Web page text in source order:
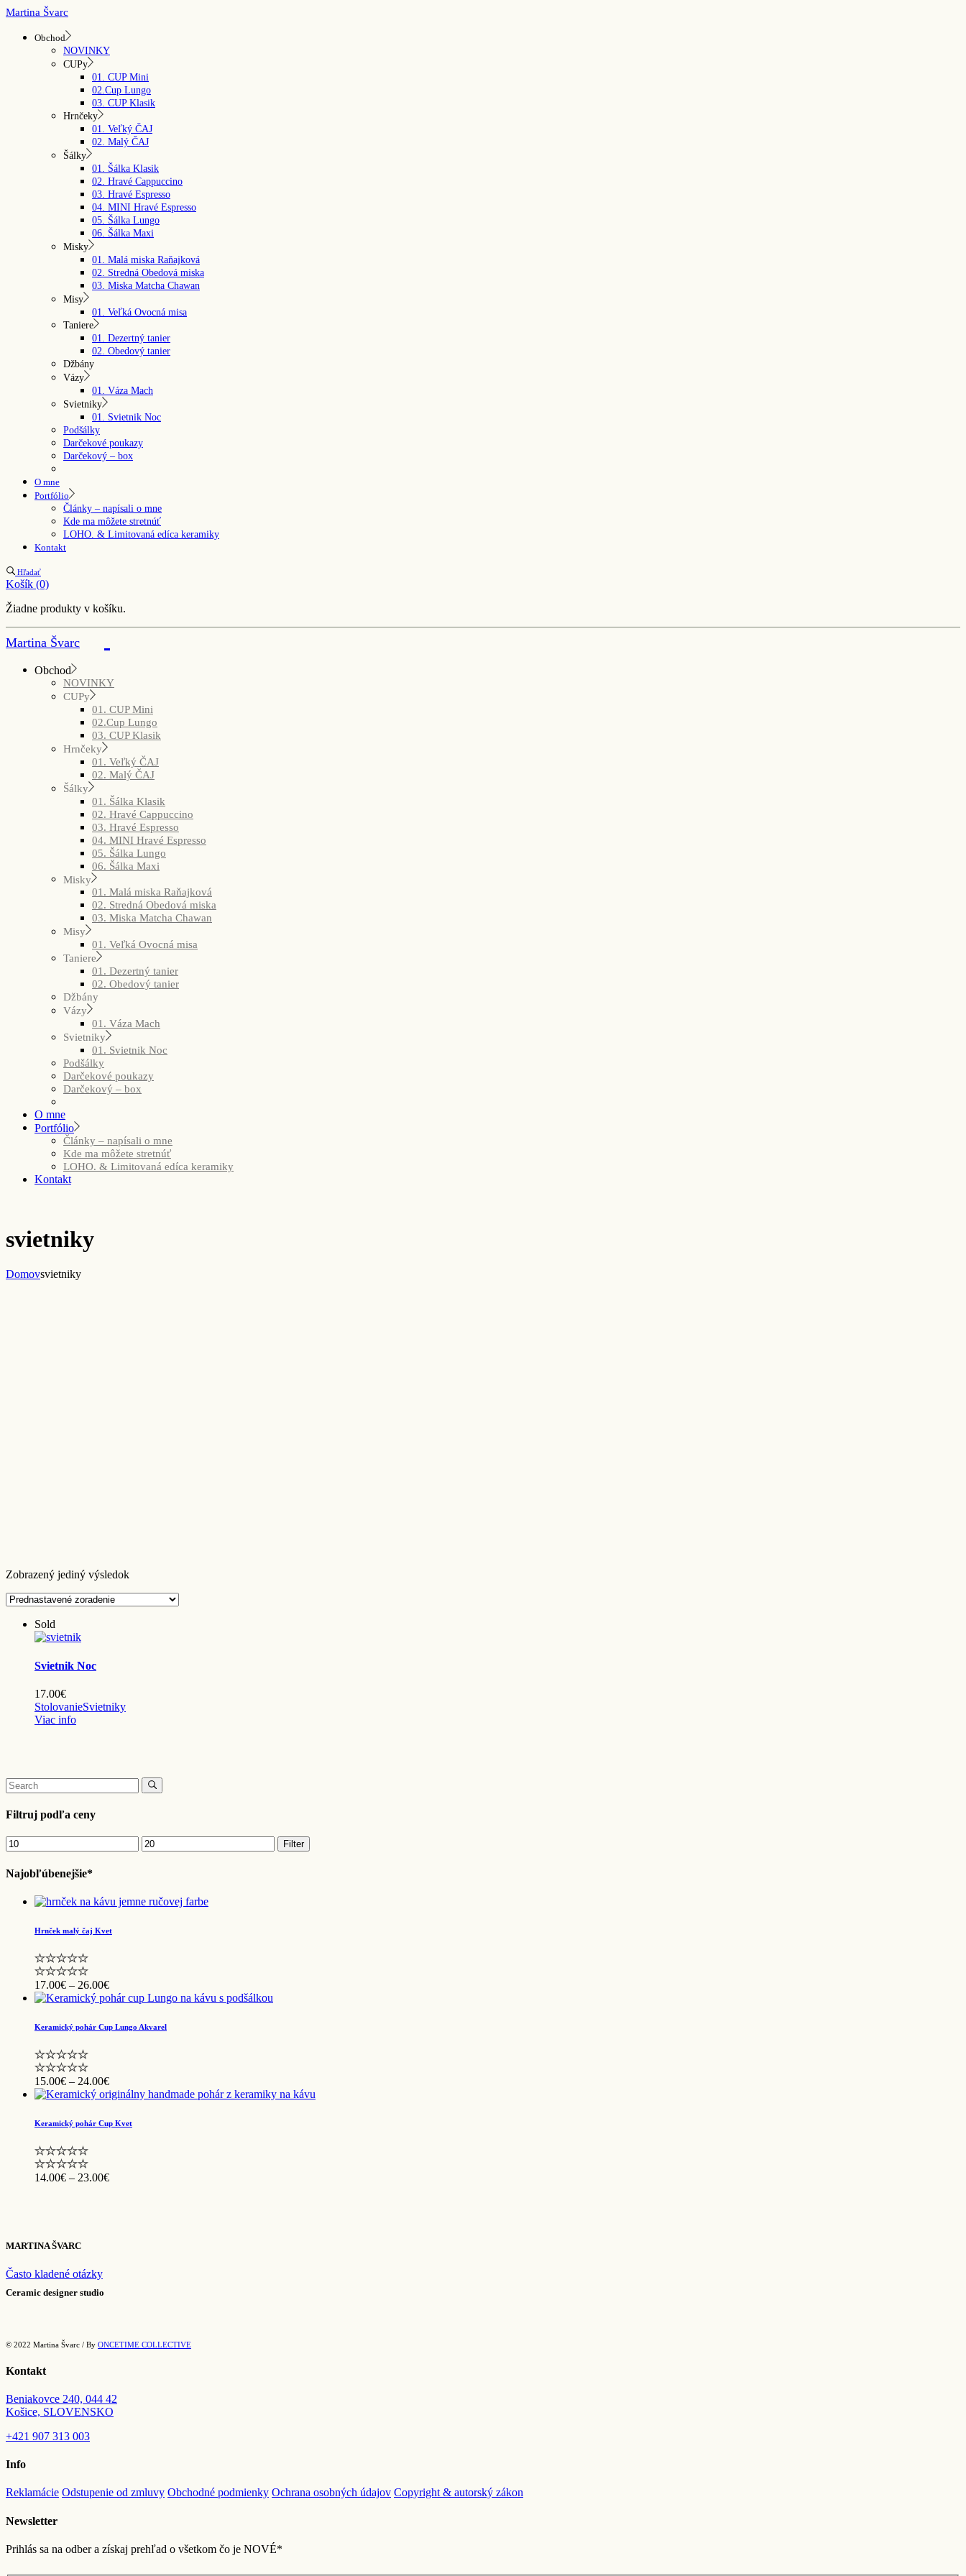
Skip
Martina Švarc
Obchod
NOVINKY
CUPy
01. CUP Mini
02.Cup Lungo
03. CUP Klasik
Hrnčeky
01. Veľký ČAJ
02. Malý ČAJ
Šálky
01. Šálka Klasik
02. Hravé Cappuccino
03. Hravé Espresso
04. MINI Hravé Espresso
05. Šálka Lungo
06. Šálka Maxi
Misky
01. Malá miska Raňajková
02. Stredná Obedová miska
03. Miska Matcha Chawan
Misy
01. Veľká Ovocná misa
Taniere
01. Dezertný tanier
02. Obedový tanier
Džbány
Vázy
01. Váza Mach
Svietniky
01. Svietnik Noc
Podšálky
Darčekové poukazy
Darčekový – box
O mne
Portfólio
Články – napísali o mne
Kde ma môžete stretnúť
LOHO. & Limitovaná edíca keramiky
Kontakt
Hľadať
Košík (0)
Žiadne produkty v košíku.
Martina Švarc
Obchod
NOVINKY
CUPy
01. CUP Mini
02.Cup Lungo
03. CUP Klasik
Hrnčeky
01. Veľký ČAJ
02. Malý ČAJ
Šálky
01. Šálka Klasik
02. Hravé Cappuccino
03. Hravé Espresso
04. MINI Hravé Espresso
05. Šálka Lungo
06. Šálka Maxi
Misky
01. Malá miska Raňajková
02. Stredná Obedová miska
03. Miska Matcha Chawan
Misy
01. Veľká Ovocná misa
Taniere
01. Dezertný tanier
02. Obedový tanier
Džbány
Vázy
01. Váza Mach
Svietniky
01. Svietnik Noc
Podšálky
Darčekové poukazy
Darčekový – box
O mne
Portfólio
Články – napísali o mne
Kde ma môžete stretnúť
LOHO. & Limitovaná edíca keramiky
Kontakt
svietniky
Domovsvietniky
Zobrazený jediný výsledok
Sold
Svietnik Noc
17.00€
StolovanieSvietniky
Viac info
Search
for:
Filtruj podľa ceny
Minimálna
cena
Maximálna
cena
Filter
Najobľúbenejšie*
Hrnček malý čaj Kvet
17.00€ – 26.00€Price
range:
through
Keramický pohár Cup Lungo Akvarel
15.00€ – 24.00€Price
range:
through
Keramický pohár Cup Kvet
14.00€ – 23.00€Price
MARTINA ŠVARC
Často kladené otázky
Ceramic designer studio
© 2022 Martina Švarc / By ONCETIME COLLECTIVE
Kontakt
Beniakovce 240, 044 42
Košice, SLOVENSKO
+421 907 313 003
Info
Reklamácie Odstupenie od zmluvy Obchodné podmienky Ochrana osobných údajov Copyright & autorský zákon
Newsletter
Prihlás sa na odber a získaj prehľad o všetkom čo je NOVÉ*